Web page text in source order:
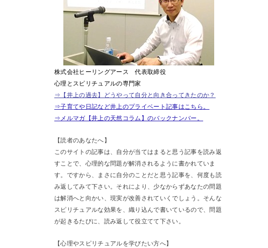
株式会社ヒーリングアース 代表取締役
心理とスピリチュアルの専門家
⇒【井上の過去】どうやって自分と向き合ってきたのか？
⇒子育てや日記など井上のプライベート記事はこちら。
⇒メルマガ【井上の天然コラム】のバックナンバー。
【読者のあなたへ】
このサイトの記事は、自分が当てはまると思う記事を読み返
すことで、心理的な問題が解消されるように書かれていま
す。ですから、まさに自分のことだと思う記事を、何度も読
み返してみて下さい。それにより、少なからずあなたの問題
は解消へと向かい、現実が改善されていくでしょう。そんな
スピリチュアルな効果を、織り込んで書いているので、問題
が起きるたびに、読み返して役立てて下さい。
【心理やスピリチュアルを学びたい方へ】